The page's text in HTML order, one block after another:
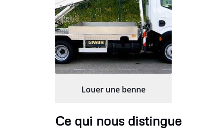
Louer une benne
Ce qui nous distingue